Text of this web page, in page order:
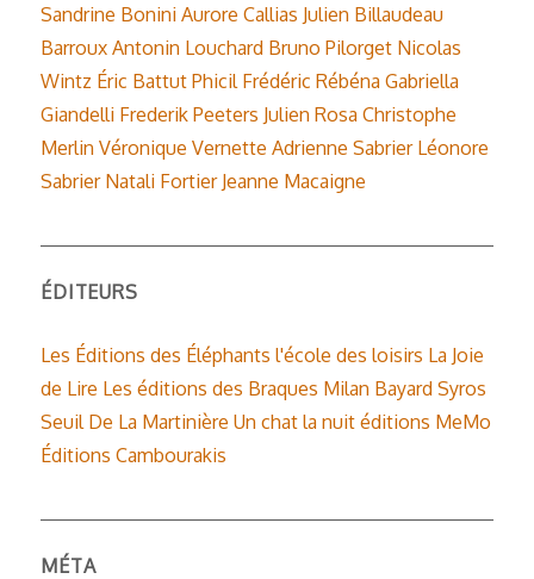
Sandrine Bonini Aurore Callias Julien Billaudeau
Barroux Antonin Louchard Bruno Pilorget Nicolas
Wintz Éric Battut Phicil Frédéric Rébéna Gabriella
Giandelli Frederik Peeters Julien Rosa Christophe
Merlin Véronique Vernette Adrienne Sabrier Léonore
Sabrier Natali Fortier Jeanne Macaigne
ÉDITEURS
Les Éditions des Éléphants l'école des loisirs La Joie
de Lire Les éditions des Braques Milan Bayard Syros
Seuil De La Martinière Un chat la nuit éditions MeMo
Éditions Cambourakis
MÉTA